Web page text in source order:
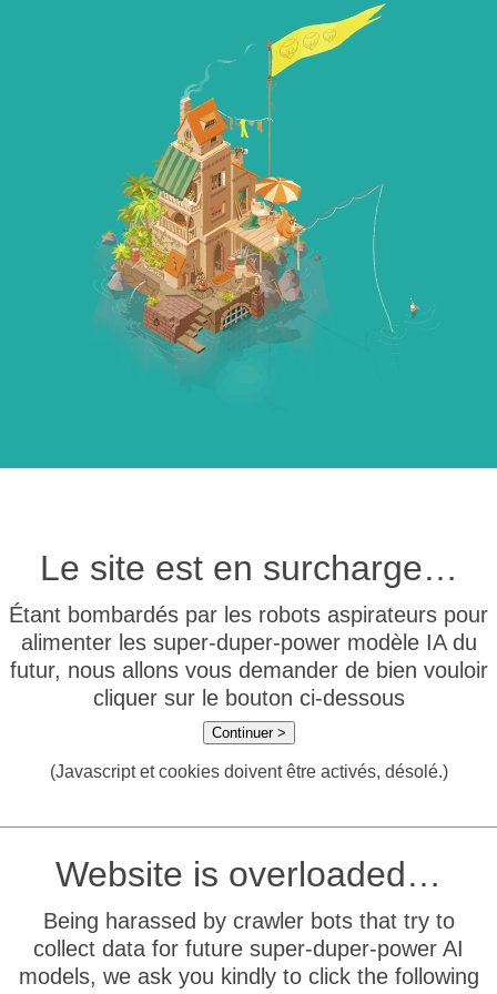
Le site est en surcharge…
Étant bombardés par les robots aspirateurs pour
alimenter les super-duper-power modèle IA du
futur, nous allons vous demander de bien vouloir
cliquer sur le bouton ci-dessous
Continuer >
(Javascript et cookies doivent être activés, désolé.)
Website is overloaded…
Being harassed by crawler bots that try to
collect data for future super-duper-power AI
models, we ask you kindly to click the following